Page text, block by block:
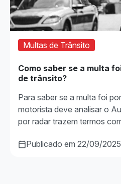
Multas de Trânsito
Como saber se a multa
de trânsito?
Para saber se a multa foi
motorista deve analisar o
por radar trazem termos
Publicado em 22/09/2025